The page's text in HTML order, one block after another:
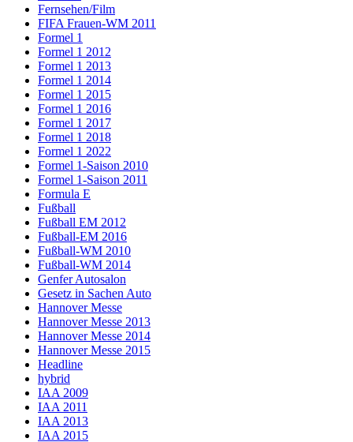
Fernsehen/Film
FIFA Frauen-WM 2011
Formel 1
Formel 1 2012
Formel 1 2013
Formel 1 2014
Formel 1 2015
Formel 1 2016
Formel 1 2017
Formel 1 2018
Formel 1 2022
Formel 1-Saison 2010
Formel 1-Saison 2011
Formula E
Fußball
Fußball EM 2012
Fußball-EM 2016
Fußball-WM 2010
Fußball-WM 2014
Genfer Autosalon
Gesetz in Sachen Auto
Hannover Messe
Hannover Messe 2013
Hannover Messe 2014
Hannover Messe 2015
Headline
hybrid
IAA 2009
IAA 2011
IAA 2013
IAA 2015